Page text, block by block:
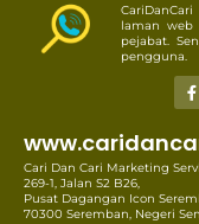
laman web
pejabat.
pengguna.
Cari Dan Cari Marketing
269-1, Jalan S2 B26,
Pusat Dagangan Icon
70300 Seremban, Negeri